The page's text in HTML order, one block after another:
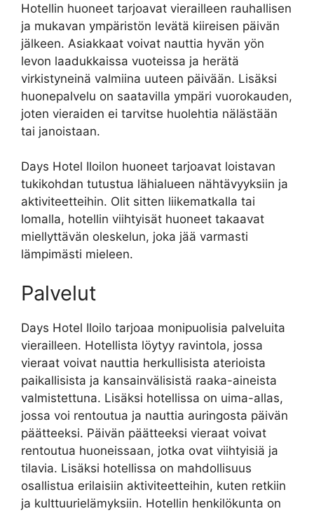
Hotellin huoneet tarjoavat vierailleen rauhallisen
ja mukavan ympäristön levätä kiireisen päivän
jälkeen. Asiakkaat voivat nauttia hyvän yön
levon laadukkaissa vuoteissa ja herätä
virkistyneinä valmiina uuteen päivään. Lisäksi
huonepalvelu on saatavilla ympäri vuorokauden,
joten vieraiden ei tarvitse huolehtia nälästään
tai janoistaan.
Days Hotel Iloilon huoneet tarjoavat loistavan
tukikohdan tutustua lähialueen nähtävyyksiin ja
aktiviteetteihin. Olit sitten liikematkalla tai
lomalla, hotellin viihtyisät huoneet takaavat
miellyttävän oleskelun, joka jää varmasti
lämpimästi mieleen.
Palvelut
Days Hotel Iloilo tarjoaa monipuolisia palveluita
vierailleen. Hotellista löytyy ravintola, jossa
vieraat voivat nauttia herkullisista aterioista
paikallisista ja kansainvälisistä raaka-aineista
valmistettuna. Lisäksi hotellissa on uima-allas,
jossa voi rentoutua ja nauttia auringosta päivän
päätteeksi. Päivän päätteeksi vieraat voivat
rentoutua huoneissaan, jotka ovat viihtyisiä ja
tilavia. Lisäksi hotellissa on mahdollisuus
osallistua erilaisiin aktiviteetteihin, kuten retkiin
ja kulttuurielämyksiin. Hotellin henkilökunta on